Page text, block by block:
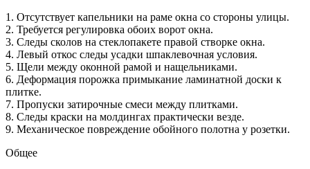
1. Отсутствует капельники на раме окна со стороны улицы.
2. Требуется регулировка обоих ворот окна.
3. Следы сколов на стеклопакете правой створке окна.
4. Левый откос следы усадки шпаклевочная условия.
5. Щели между оконной рамой и нащельниками.
6. Деформация порожка примыкание ламинатной доски к
плитке.
7. Пропуски затирочные смеси между плитками.
8. Следы краски на молдингах практически везде.
9. Механическое повреждение обойного полотна у розетки.
Общее